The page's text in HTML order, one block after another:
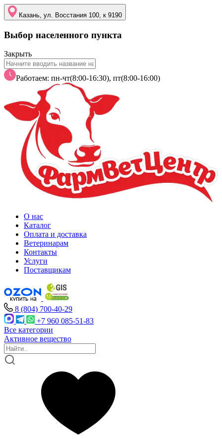
Казань, ул. Восстания 100, к 9190
Выбор населенного пункта
Закрыть
Работаем: пн-чт(8:00-16:30), пт(8:00-16:00)
О нас
Каталог
Оплата и доставка
Ветеринарам
Контакты
Услуги
Поставщикам
8 (804) 700-40-29
+7 960 085-51-83
Все категории
Активное вещество